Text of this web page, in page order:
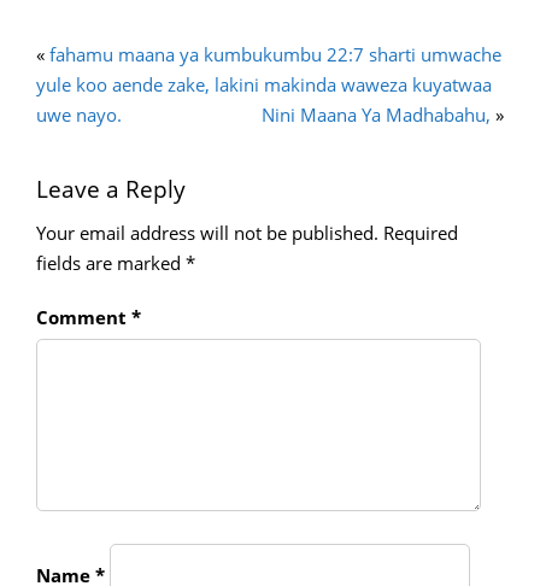
« fahamu maana ya kumbukumbu 22:7 sharti umwache
yule koo aende zake, lakini makinda waweza kuyatwaa
uwe nayo.
Nini Maana Ya Madhabahu, »
Leave a Reply
Your email address will not be published. Required
fields are marked *
Comment *
Name *